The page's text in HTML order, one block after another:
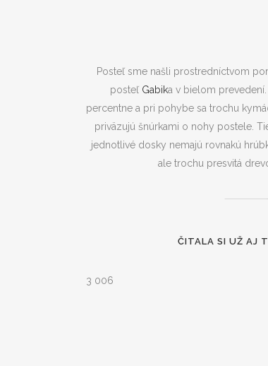
Posteľ sme našli prostredníctvom
posteľ Gabika v bielom
percentne a pri pohybe sa trochu
priväzujú šnúrkami o nohy postele.
jednotlivé dosky nemajú rovnakú
ale trochu presvitá
ČITALA SI UŽ AJ
3 006